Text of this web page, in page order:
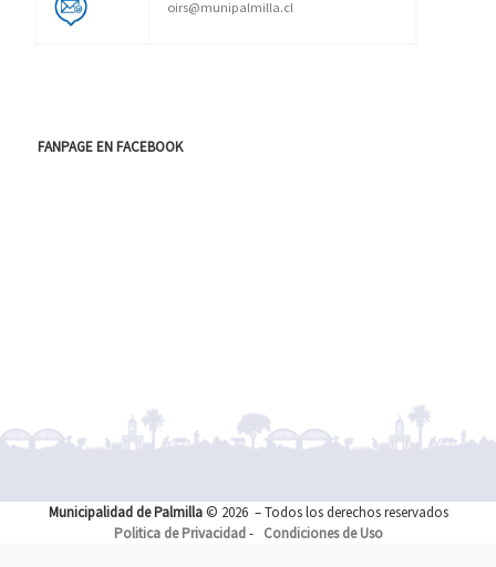
oirs@munipalmilla.cl
FANPAGE EN FACEBOOK
Municipalidad de Palmilla© 2026 – Todos los derechos reservados
Politica de Privacidad- Condiciones de Uso